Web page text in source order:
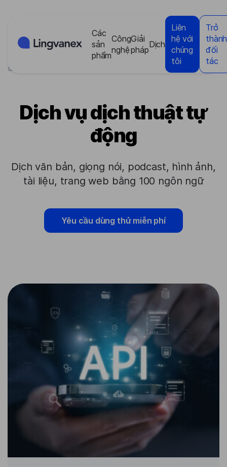
Các
sản
phẩm
Công
nghệ
Giải
pháp
Dịch
Liên
hệ với
chúng
tôi
Trở
thành
đối
tác
Dịch vụ dịch thuật tự
động
Dịch văn bản, giọng nói, podcast, hình ảnh,
tài liệu, trang web bằng 100 ngôn ngữ
Yêu cầu dùng thử miễn phí